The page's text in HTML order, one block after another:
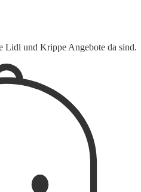
Lidl und Krippe Angebote da sind.